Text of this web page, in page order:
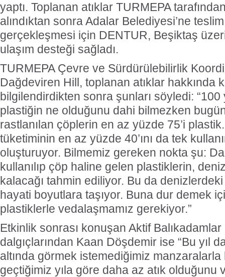
yaptı. Toplanan atıklar TURMEPA
alındıktan sonra Adalar Belediyesi’ne
gerçekleşmesi için DENTUR, Beşiktaş
ulaşım desteği sağladı.
TURMEPA Çevre ve Sürdürülebilirlik
Dağdeviren Hill, toplanan atıklar hakkında
bilgilendirdikten sonra şunları söyledi: “100
plastiğin ne olduğunu dahi bilmezken bugün
rastlanılan çöplerin en az yüzde 75’i
tüketiminin en az yüzde 40’ını da tek
oluşturuyor. Bilmemiz gereken nokta şu:
kullanılıp çöp haline gelen plastiklerin,
kalacağı tahmin ediliyor. Bu da
hayati boyutlara taşıyor. Buna dur demek
plastiklerle vedalaşmamız gerekiyor.”
Etkinlik sonrası konuşan Aktif
dalgıçlarından Kaan Döşdemir ise “Bu yıl
altında görmek istemediğimiz manzaralarla
geçtiğimiz yıla göre daha az atık olduğunu